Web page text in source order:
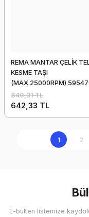
REMA MANTAR ÇELİK
KESME TAŞI
(MAX.25000RPM)
840,31 TL
642,33 TL
1 2
E-bülten listemize